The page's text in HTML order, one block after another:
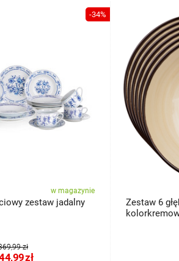
-34%
w magazynie
zestaw jadalny
zł
zł
Zestaw 6